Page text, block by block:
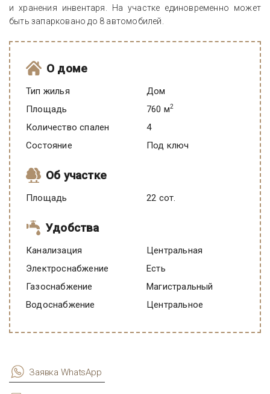
и хранения инвентаря. На участке единовременно может
быть запарковано до 8 автомобилей.
О доме
Тип жилья
Дом
Площадь
760 м2
Количество спален
4
Состояние
под ключ
Об участке
Площадь 22 сот.
Удобства
Канализация
Центральная
Электроснабжение
есть
Газоснабжение
Магистральный
Водоснабжение
Центральное
Заявка WhatsApp